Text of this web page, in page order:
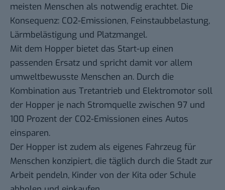
meisten Menschen als notwendig erachtet. Die
Konsequenz: CO2-Emissionen, Feinstaubbelastung,
Lärmbelästigung und Platzmangel.
Mit dem Hopper bietet das Start-up einen
passenden Ersatz und spricht damit vor allem
umweltbewusste Menschen an. Durch die
Kombination aus Tretantrieb und Elektromotor soll
der Hopper je nach Stromquelle zwischen 97 und
100 Prozent der CO2-Emissionen eines Autos
einsparen.
Der Hopper ist zudem als eigenes Fahrzeug für
Menschen konzipiert, die täglich durch die Stadt zur
Arbeit pendeln, Kinder von der Kita oder Schule